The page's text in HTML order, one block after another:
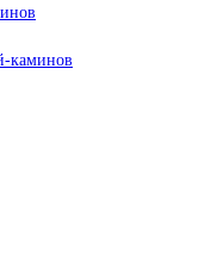
каминов